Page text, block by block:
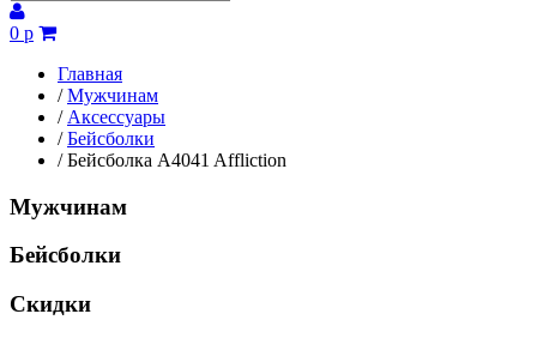
0 р
Главная
/ Мужчинам
/ Аксессуары
/ Бейсболки
/ Бейсболка A4041 Affliction
Мужчинам
Бейсболки
Скидки